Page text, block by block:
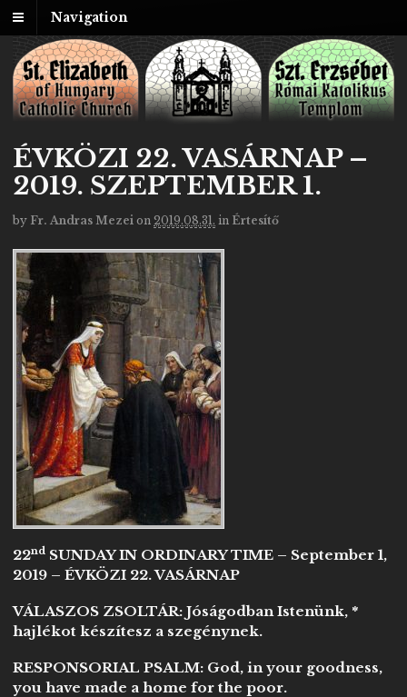
Navigation
ÉVKÖZI 22. VASÁRNAP –
2019. SZEPTEMBER 1.
by Fr. Andras Mezei on 2019.08.31. in Értesítő
22nd SUNDAY IN ORDINARY TIME – September 1,
2019 – ÉVKÖZI 22. VASÁRNAP
VÁLASZOS ZSOLTÁR: Jóságodban Istenünk, *
hajlékot készítesz a szegénynek.
RESPONSORIAL PSALM: God, in your goodness,
you have made a home for the poor.